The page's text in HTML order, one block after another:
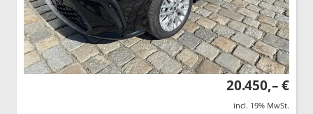
20.450,– €
incl. 19% MwSt.